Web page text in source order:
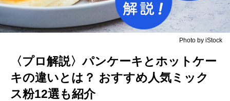
Photo by iStock
〈プロ解説〉パンケーキとホットケー
キの違いとは？ おすすめ人気ミック
ス粉12選も紹介